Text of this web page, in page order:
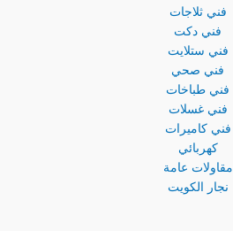
فني ثلاجات
فني دكت
فني ستلايت
فني صحي
فني طباخات
فني غسلات
فني كاميرات
كهربائي
مقاولات عامة
نجار الكويت